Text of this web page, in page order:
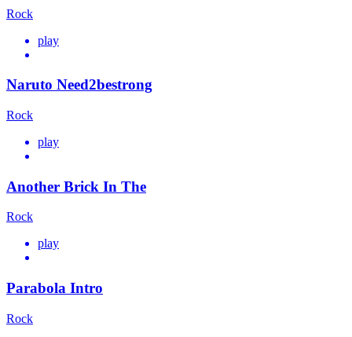
Rock
play
Naruto Need2bestrong
Rock
play
Another Brick In The
Rock
play
Parabola Intro
Rock